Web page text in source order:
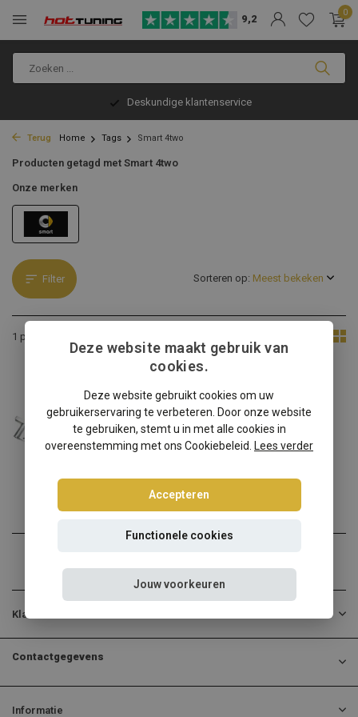
9,2
0
Deskundige klantenservice
Terug Home Tags Smart 4two
Producten getagd met Smart 4two
Onze merken
Filter
1 product
Sorteren op:
Smart ForFour / ForTwo schroefset
Smart ForFour / ForTwo ve...
€474,95
Klantenservice
Contactgegevens
Informatie
Deze website maakt gebruik van
cookies.
Deze website gebruikt cookies om uw
gebruikerservaring te verbeteren. Door onze website
te gebruiken, stemt u in met alle cookies in
overeenstemming met ons Cookiebeleid.
Lees verder
Accepteren
Functionele cookies
Jouw voorkeuren